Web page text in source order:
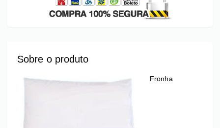
Sobre o produto
Fronha